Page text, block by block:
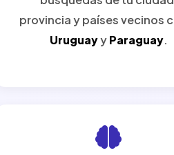
provincia y países vecinos
UruguayyParaguay.